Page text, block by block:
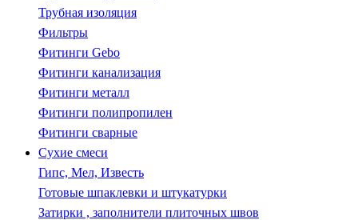
Трубная изоляция
Фильтры
Фитинги Gebo
Фитинги канализация
Фитинги металл
Фитинги полипропилен
Фитинги сварные
Сухие смеси
Гипс, Мел, Известь
Готовые шпаклевки и штукатурки
Затирки , заполнители плиточных швов